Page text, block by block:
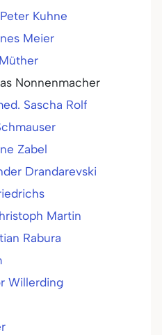
Kuhne
Meier
Nonnenmacher
Sascha Rolf
Zabel
Drandarevski
Martin
Rabura
Willerding